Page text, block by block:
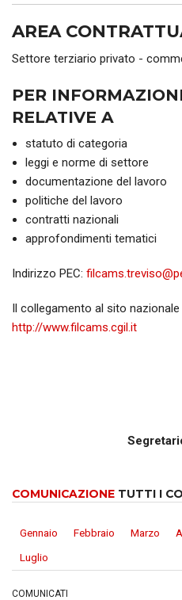
AREA
Settore terziario privato -
PER
RELATIVE A
statuto di categoria
leggi e norme di settore
documentazione del lavoro
politiche del lavoro
contratti nazionali
approfondimenti tematici
Indirizzo PEC:
Il collegamento al sito nazionale
http://www.filcams.cgil.it
COMUNICAZIONE TUTTI I
Gennaio Febbraio Marzo
Luglio
COMUNICATI